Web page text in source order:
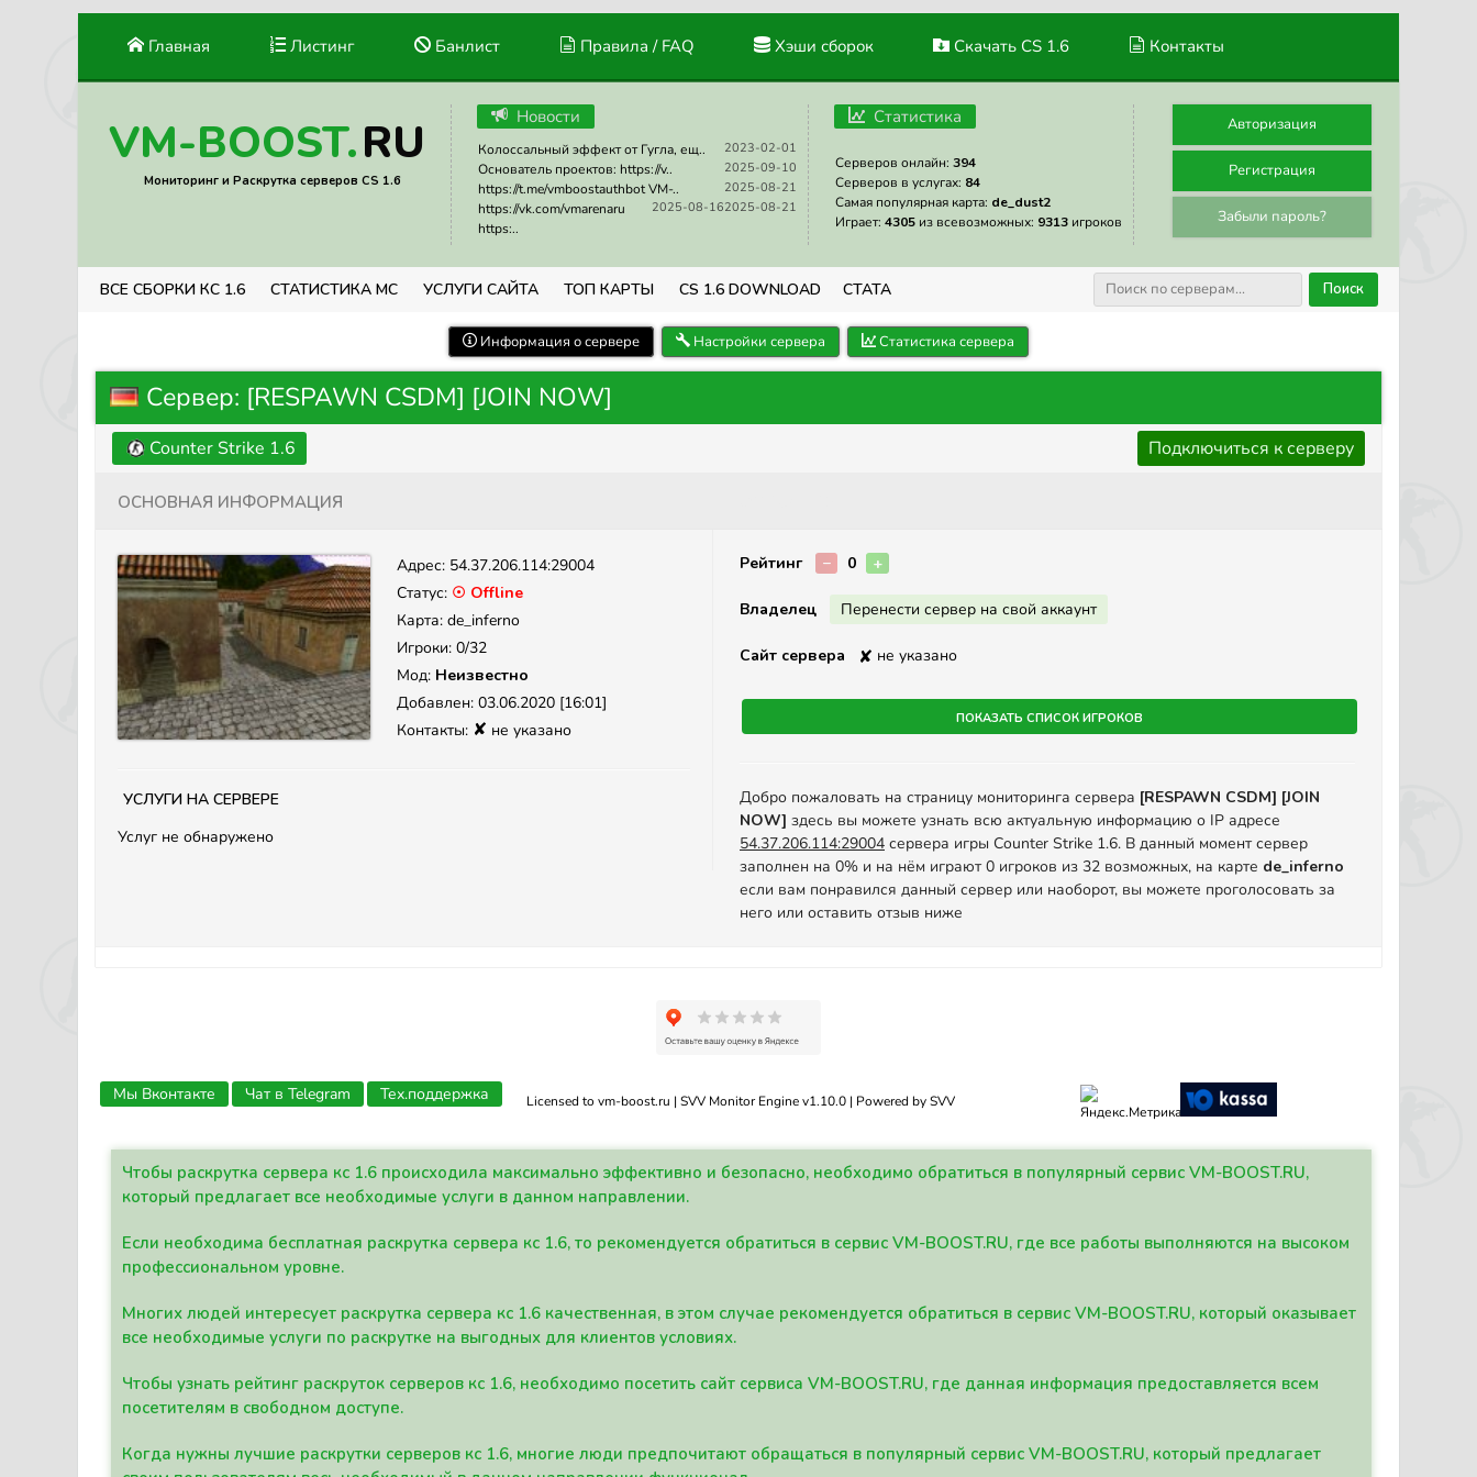
Главная Листинг Банлист Правила / FAQ Хэши сборок Скачать CS 1.6 Контакты
VM-BOOST.RU
Мониторинг и Раскрутка серверов CS 1.6
Новости
2023-02-01
Колоссальный эффект от Гугла, ещ..
2025-09-10
Основатель проектов: https://v..
2025-08-21
https://t.me/vmboostauthbot VM-..
2025-08-21
2025-08-16
https://vk.com/vmarenaru
https:..
Статистика
Серверов онлайн: 394
Серверов в услугах: 84
Самая популярная карта: de_dust2
Играет: 4305 из всевозможных: 9313 игроков
Авторизация
Регистрация
Забыли пароль?
ВСЕ СБОРКИ КС 1.6 СТАТИСТИКА МС УСЛУГИ САЙТА ТОП КАРТЫ CS 1.6 DOWNLOAD СТАТА Поиск
Информация о сервере Настройки сервера Статистика сервера
Сервер: [RESPAWN CSDM] [JOIN NOW]
Counter Strike 1.6 Подключиться к серверу
Основная информация
Адрес: 54.37.206.114:29004
Статус: ☉ Offline
Карта: de_inferno
Игроки: 0/32
Мод: Неизвестно
Добавлен: 03.06.2020 [16:01]
Контакты: ✘ не указано
Услуги на сервере
Услуг не обнаружено
Рейтинг − 0 +
Владелец Перенести сервер на свой аккаунт
Сайт сервера ✘ не указано
Показать список игроков
Добро пожаловать на страницу мониторинга сервера [RESPAWN CSDM] [JOIN
NOW] здесь вы можете узнать всю актуальную информацию о IP адресе
54.37.206.114:29004 сервера игры Counter Strike 1.6. В данный момент сервер
заполнен на 0% и на нём играют 0 игроков из 32 возможных, на карте de_inferno
если вам понравился данный сервер или наоборот, вы можете проголосовать за
него или оставить отзыв ниже
Licensed to vm-boost.ru | SVV Monitor Engine v1.10.0 | Powered by SVV
Мы Вконтакте Чат в Telegram Тех.поддержка
Чтобы раскрутка сервера кс 1.6 происходила максимально эффективно и безопасно, необходимо обратиться в популярный сервис VM-BOOST.RU,
который предлагает все необходимые услуги в данном направлении.
Если необходима бесплатная раскрутка сервера кс 1.6, то рекомендуется обратиться в сервис VM-BOOST.RU, где все работы выполняются на высоком
профессиональном уровне.
Многих людей интересует раскрутка сервера кс 1.6 качественная, в этом случае рекомендуется обратиться в сервис VM-BOOST.RU, который оказывает
все необходимые услуги по раскрутке на выгодных для клиентов условиях.
Чтобы узнать рейтинг раскруток серверов кс 1.6, необходимо посетить сайт сервиса VM-BOOST.RU, где данная информация предоставляется всем
посетителям в свободном доступе.
Когда нужны лучшие раскрутки серверов кс 1.6, многие люди предпочитают обращаться в популярный сервис VM-BOOST.RU, который предлагает